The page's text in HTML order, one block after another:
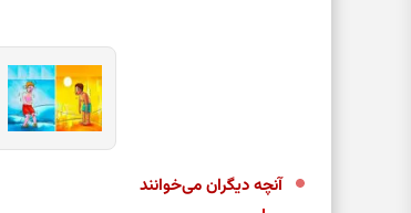
آنچه دیگران می‌خوانند